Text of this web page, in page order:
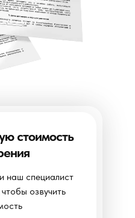
стоимость
наш специалист
озвучить